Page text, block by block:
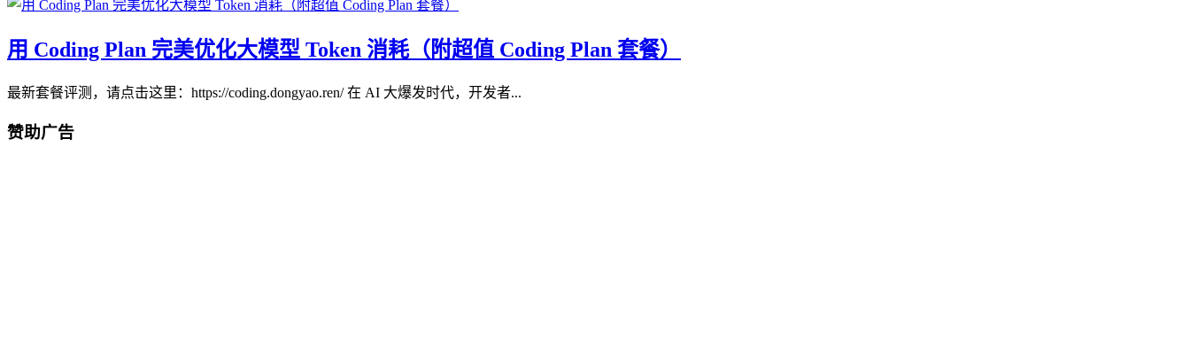
用 Coding Plan 完美优化大模型 Token 消耗（附超值 Coding Plan 套餐）
最新套餐评测，请点击这里：https://coding.dongyao.ren/ 在 AI 大爆发时代，开发者...
赞助广告